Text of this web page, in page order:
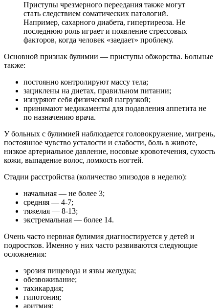
Приступы чрезмерного переедания также могут
стать следствием соматических патологий.
Например, сахарного диабета, гипертиреоза. Не
последнюю роль играет и появление стрессовых
факторов, когда человек «заедает» проблему.
Основной признак булимии — приступы обжорства. Больные
также:
постоянно контролируют массу тела;
зациклены на диетах, правильном питании;
изнуряют себя физической нагрузкой;
принимают медикаменты для подавления аппетита не
по назначению врача.
У больных с булимией наблюдается головокружение, мигрень,
постоянное чувство усталости и слабости, боль в животе,
низкое артериальное давление, носовые кровотечения, сухость
кожи, выпадение волос, ломкость ногтей.
Стадии расстройства (количество эпизодов в неделю):
начальная — не более 3;
средняя — 4-7;
тяжелая — 8-13;
экстремальная — более 14.
Очень часто нервная булимия диагностируется у детей и
подростков. Именно у них часто развиваются следующие
осложнения:
эрозия пищевода и язвы желудка;
обезвоживание;
тахикардия;
гипотония;
аритмия;